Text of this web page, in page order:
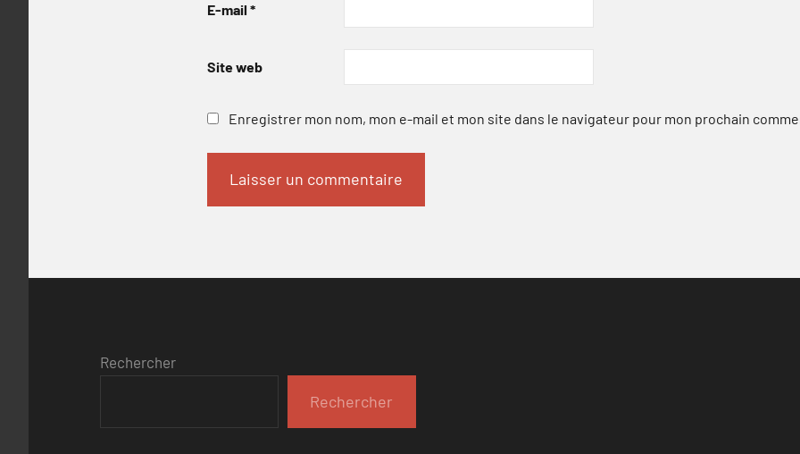
E-mail *
Site web
Enregistrer mon nom, mon e-mail et mon site dans le navigateur pour mon prochain
Rechercher
Rechercher